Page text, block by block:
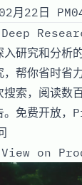
月22日
入研究和分析
，帮你省时省
索，阅读数
免费开放，
View on